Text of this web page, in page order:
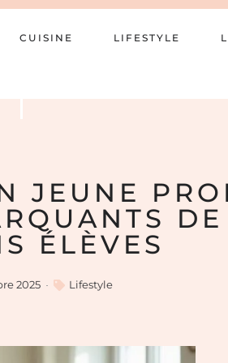
CUISINE LIFESTYLE
JEUNE
DE
ÉLÈVES
2025 Lifestyle